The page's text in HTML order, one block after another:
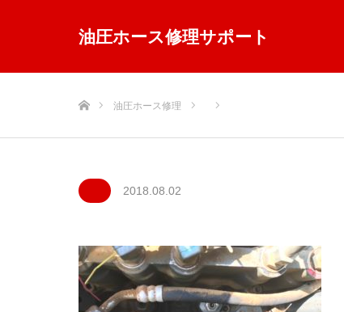
油圧ホース修理サポート
油圧ホース修理
2018.08.02